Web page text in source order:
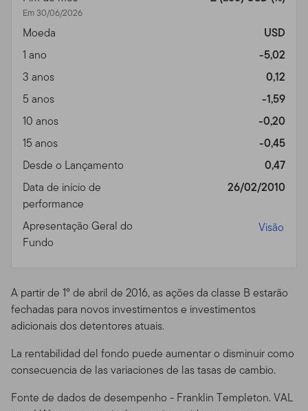
Em 30/06/2026
Moeda
USD
1 ano
-5,02
3 anos
0,12
5 anos
-1,59
10 anos
-0,20
15 anos
-0,45
Desde o Lançamento
0,47
Data de início de
performance
26/02/2010
Apresentação Geral do
Fundo
Visão
A partir de 1º de abril de 2016, as ações da classe B estarão
fechadas para novos investimentos e investimentos
adicionais dos detentores atuais.
La rentabilidad del fondo puede aumentar o disminuir como
consecuencia de las variaciones de las tasas de cambio.
Fonte de dados de desempenho - Franklin Templeton. VAL
possuem riscos adicionais como a moeda, a volatilidade
do mercado e as instabilidades políticas e sociais. Esses
riscos e outros riscos particulares a que os fundos estão
ou uso de títulos complexos, estão discutidos nos
prospectos de cada fundo.
Privacidade, Transmissão
de Informação Pessoal,
Comunicação Não
Solicitada e
Monitoramento do Uso
Privacidade para um resumo sobre as informações
pessoais privadas que podemos coletar e manter sobre
investidores atuais ou anteriores; nossa política com
respeito ao uso desta informação; e as medidas que
tomamos para resguardar a informação.
Transmissão de Informação Pessoal.
Seu uso do Site
pode envolver a transmissão de informação, incluindo